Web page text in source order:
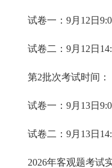
试卷一：9月12日
试卷二：9月12日
第2批次考试时间：
试卷一：9月13日
试卷二：9月13日
2026年客观题考试